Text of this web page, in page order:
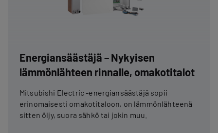
Energiansäästäjä – Nykyisen
lämmönlähteen rinnalle, omakotitalot
Mitsubishi Electric -energiansäästäjä sopii
erinomaisesti omakotitaloon, on lämmönlähteenä
sitten öljy, suora sähkö tai jokin muu.